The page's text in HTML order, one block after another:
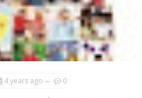
4 years ago 0